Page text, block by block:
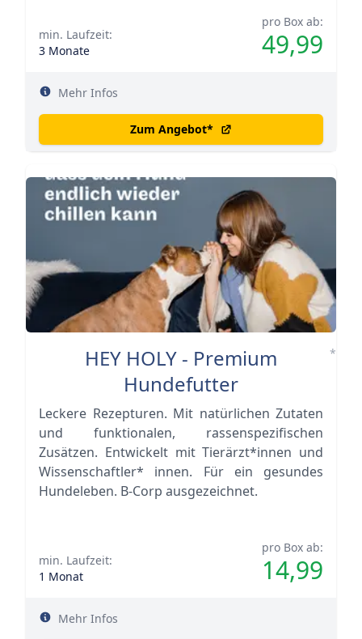
pro Box ab:
49,99
min. Laufzeit:
3 Monate
Mehr Infos
Zum Angebot*
HEY HOLY - Premium
Hundefutter
*
Leckere Rezepturen. Mit natürlichen Zutaten
und funktionalen, rassenspezifischen
Zusätzen. Entwickelt mit Tierärzt*innen und
Wissenschaftler* innen. Für ein gesundes
Hundeleben. B-Corp ausgezeichnet.
pro Box ab:
14,99
min. Laufzeit:
1 Monat
Mehr Infos